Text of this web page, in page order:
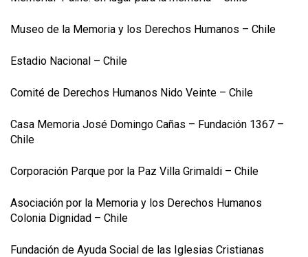
Museo de la Memoria y los Derechos Humanos – Chile
Estadio Nacional – Chile
Comité de Derechos Humanos Nido Veinte – Chile
Casa Memoria José Domingo Cañas – Fundación 1367 –
Chile
Corporación Parque por la Paz Villa Grimaldi – Chile
Asociación por la Memoria y los Derechos Humanos
Colonia Dignidad – Chile
Fundación de Ayuda Social de las Iglesias Cristianas